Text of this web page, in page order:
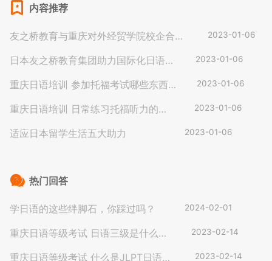
内容推荐
友之桥教育与重庆对外经贸学院校企合作
2023-01-06
日本友之桥教育集团助力国际化日语人
2023-01-06
重庆日语培训 参加托福考试哪些东西
2023-01-06
重庆日语培训 日常练习托福听力的正
2023-01-06
适应日本留学生活五大助力 2023-01-06
热门回答
学日语的这些绊脚石，你踩过吗？ 2024-02-01
重庆日语等级考试 日语三级是什么水
2023-02-14
重庆日语等级考试 什么是JLPT日语能
2023-02-14